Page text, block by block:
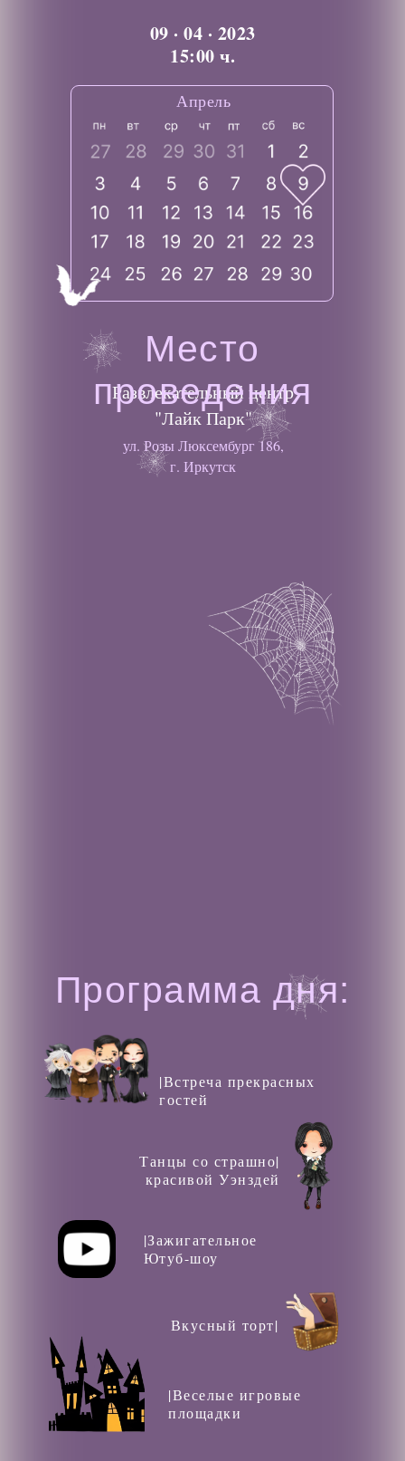
Апрель
09 · 04 · 2023
15:00 ч.
|Встреча прекрасных
гостей
Программа дня:
Танцы со страшно|
красивой Уэнздей
|Зажигательное
Ютуб-шоу
Вкусный торт|
|Веселые игровые
площадки
Развлекательный центр
"Лайк Парк"
ул. Розы Люксембург 186,
г. Иркутск
Место
проведения